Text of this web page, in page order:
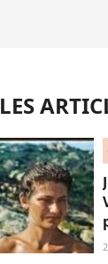
LES